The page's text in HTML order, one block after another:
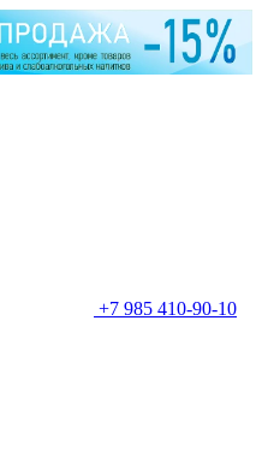
+7 985 410-90-10